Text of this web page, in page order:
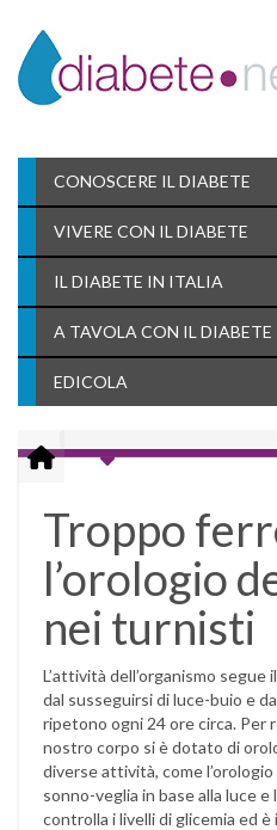
CONOSCERE IL DIABETE
VIVERE CON IL DIABETE
IL DIABETE IN ITALIA
A TAVOLA CON IL DIABETE
EDICOLA
Troppo
l’orologio
nei turnisti
L’attività dell’organismo
dal susseguirsi di luce-buio e
ripetono ogni 24 ore circa. Per
nostro corpo si è dotato di
diverse attività, come
sonno-veglia in base alla luce
controlla i livelli di glicemia ed